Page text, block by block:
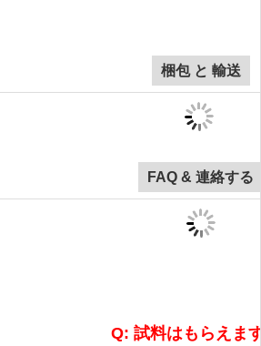
梱包 と 輸送
FAQ & 連絡する
Q: 試料はもらえま